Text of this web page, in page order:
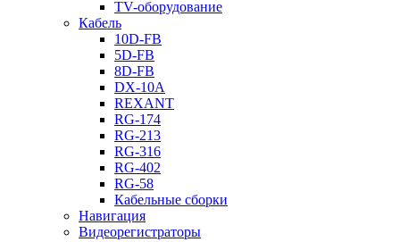
TV-оборудование
Кабель
10D-FB
5D-FB
8D-FB
DX-10A
REXANT
RG-174
RG-213
RG-316
RG-402
RG-58
Кабельные сборки
Навигация
Видеорегистраторы